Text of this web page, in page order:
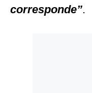
corresponde”.